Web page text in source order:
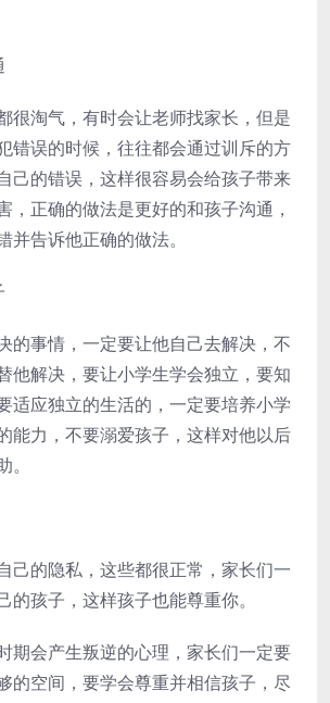
很淘气，有时会让老师找家长，但是
错误的时候，往往都会通过训斥的方
己的错误，这样很容易会给孩子带来
，正确的做法是更好的和孩子沟通，
并告诉他正确的做法。
的事情，一定要让他自己去解决，不
他解决，要让小学生学会独立，要知
适应独立的生活的，一定要培养小学
能力，不要溺爱孩子，这样对他以后
己的隐私，这些都很正常，家长们一
的孩子，这样孩子也能尊重你。
期会产生叛逆的心理，家长们一定要
的空间，要学会尊重并相信孩子，尽